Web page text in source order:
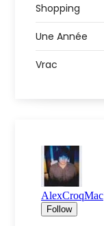
Shopping
Une Année
Vrac